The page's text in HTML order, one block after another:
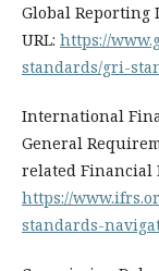
Global Reporting
URL: https://
standards/gri-
International
General
related Financial
https://
standards-